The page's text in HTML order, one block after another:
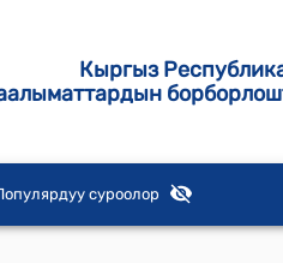
Кыргыз
суроолор